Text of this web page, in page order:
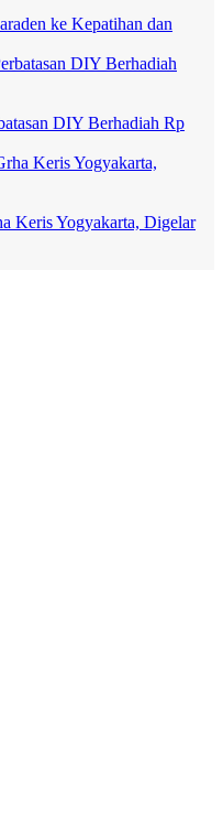
ke Kepatihan dan
DIY Berhadiah Rp
Keris Yogyakarta, Digelar